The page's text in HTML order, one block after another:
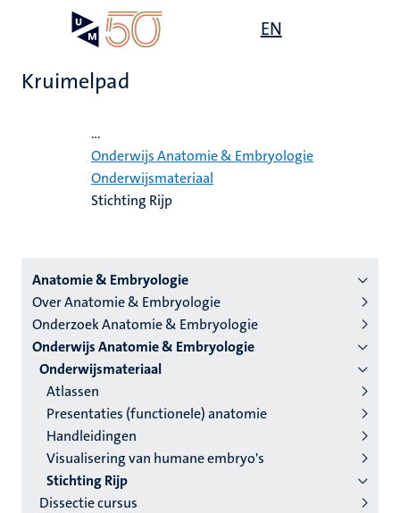
EN
Kruimelpad
...
Onderwijs Anatomie & Embryologie
Onderwijsmateriaal
Stichting Rijp
Menu
instituten
niveau
2/3
Nederlands
(NL)
Anatomie & Embryologie
Over Anatomie & Embryologie
Onderzoek Anatomie & Embryologie
Onderwijs Anatomie & Embryologie
Onderwijsmateriaal
Atlassen
Presentaties (functionele) anatomie
Handleidingen
Visualisering van humane embryo's
Stichting Rijp
Dissectie cursus